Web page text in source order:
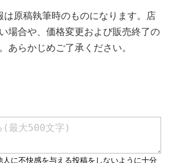
は原稿執筆時のものになります。店
場合や、価格変更および販売終了の
あらかじめご了承ください。